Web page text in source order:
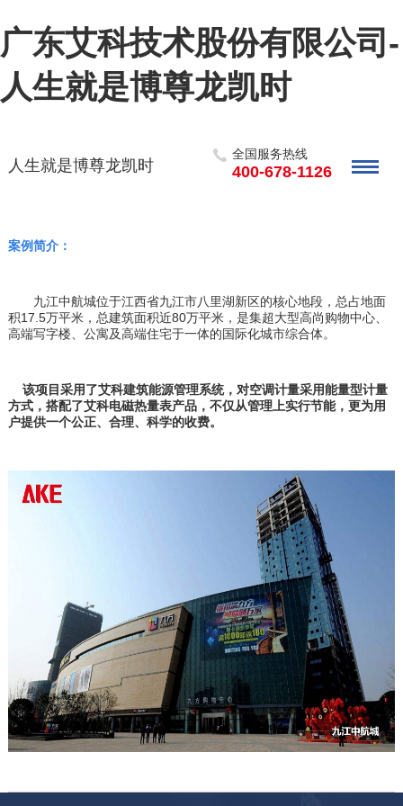
广东艾科技术股份有限公司-
人生就是博尊龙凯时
人生就是博尊龙凯时
全国服务热线
400-678-1126
案例简介：
九江中航城位于江西省九江市八里湖新区的核心地段，总占地面
积17.5万平米，总建筑面积近80万平米，是集超大型高尚购物中心、
高端写字楼、公寓及高端住宅于一体的国际化城市综合体。
该项目采用了艾科建筑能源管理系统，对空调计量采用能量型计量
方式，搭配了艾科电磁热量表产品，不仅从管理上实行节能，更为用
户提供一个公正、合理、科学的收费。